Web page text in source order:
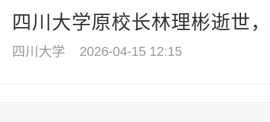
四川大学原校长林理彬逝世
四川大学 2026-04-15 12:15